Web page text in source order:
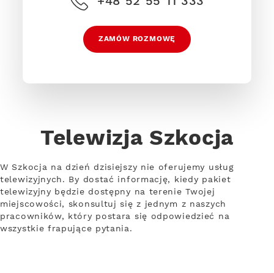
ZAMÓW ROZMOWĘ
Telewizja Szkocja
W Szkocja na dzień dzisiejszy nie oferujemy usług
telewizyjnych. By dostać informację, kiedy pakiet
telewizyjny będzie dostępny na terenie Twojej
miejscowości, skonsultuj się z jednym z naszych
pracowników, który postara się odpowiedzieć na
wszystkie frapujące pytania.